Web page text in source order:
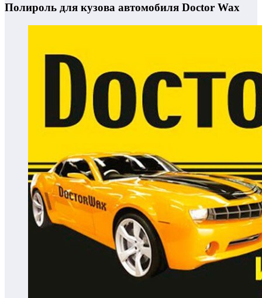
Полироль для кузова автомобиля Doctor Wax